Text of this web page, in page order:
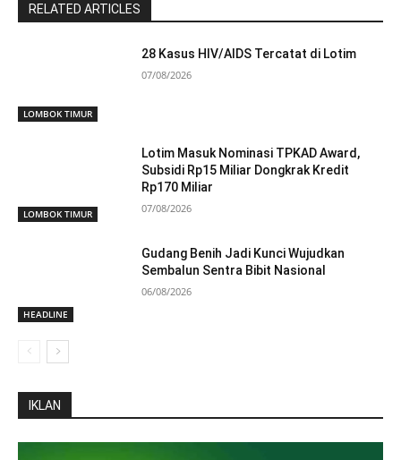
RELATED ARTICLES
LOMBOK TIMUR
28 Kasus HIV/AIDS Tercatat di Lotim
07/08/2026
LOMBOK TIMUR
Lotim Masuk Nominasi TPKAD Award,
Subsidi Rp15 Miliar Dongkrak Kredit
Rp170 Miliar
07/08/2026
HEADLINE
Gudang Benih Jadi Kunci Wujudkan
Sembalun Sentra Bibit Nasional
06/08/2026
IKLAN